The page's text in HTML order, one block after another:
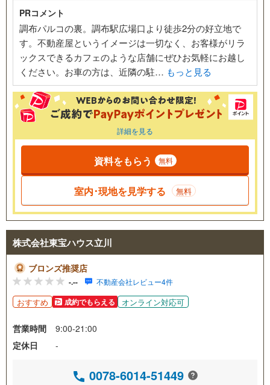
PRコメント
調布パルコの裏。調布駅広場口より徒歩2分の好立地で
す。不動産屋というイメージは一切なく、お客様がリラ
ックスできるカフェのような店舗にぜひお気軽にお越し
ください。お車の方は、近隣の駐… もっと見る
詳細を見る
資料をもらう 無料
室内･現地を見学する 無料
株式会社東宝ハウス立川
ブロンズ推奨店
-.-- 不動産会社レビュー4件
おすすめ 成約でもらえる オンライン対応可
営業時間
9:00-21:00
定休日
-
0078-6014-51449